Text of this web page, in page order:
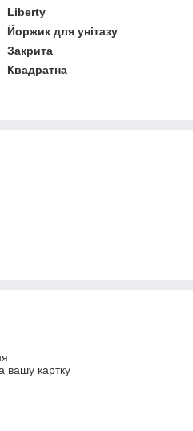
Liberty
Йоржик для унітазу
Закрита
Квадратна
вашу картку